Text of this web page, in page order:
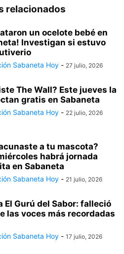
relacionados
un ocelote bebé en
Investigan si estuvo
Sabaneta Hoy - 27 julio, 2026
The Wall? Este jueves la
gratis en Sabaneta
Sabaneta Hoy - 22 julio, 2026
a tu mascota?
habrá jornada
en Sabaneta
Sabaneta Hoy - 21 julio, 2026
El Gurú del Sabor: falleció
las voces más recordadas
Sabaneta Hoy - 17 julio, 2026